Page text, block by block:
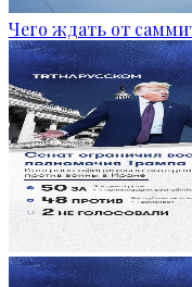
Чего ждать от